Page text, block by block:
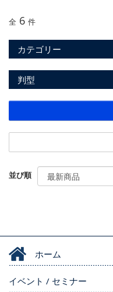
全 6 件
カテゴリー
判型
並び順
ホーム
イベント / セミナー